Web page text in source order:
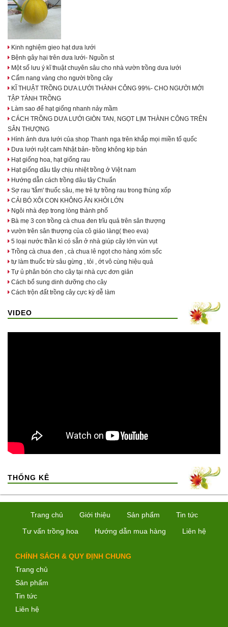
Kinh nghiệm gieo hạt dưa lưới
Bệnh gây hại trên dưa lưới- Nguồn st
Một số lưu ý kĩ thuật chuyên sâu cho nhà vườn trồng dưa lưới
Cẩm nang vàng cho người trồng cây
KĨ THUẬT TRỒNG DƯA LƯỚI THÀNH CÔNG 99%- CHO NGƯỜI MỚI
TẬP TÀNH TRỒNG
Làm sao để hạt giống nhanh nảy mầm
CÁCH TRỒNG DƯA LƯỚI GIÒN TAN, NGỌT LỊM THÀNH CÔNG TRÊN
SÂN THƯỢNG
Hình ảnh dưa lưới của shop Thanh nga trên khắp mọi miền tổ quốc
Dưa lưới ruột cam Nhật bản- trồng không kịp bán
Hạt giống hoa, hạt giống rau
Hạt giống dâu tây chịu nhiệt trồng ở Việt nam
Hướng dẫn cách trồng dâu tây Chuẩn
Sợ rau 'tắm' thuốc sâu, mẹ trẻ tự trồng rau trong thùng xốp
CẢI BÓ XÔI CON KHÔNG ĂN KHỎI LỚN
Ngôi nhà đẹp trong lòng thành phố
Bà mẹ 3 con trồng cà chua đen trĩu quả trên sân thượng
vườn trên sân thượng của cô giáo làng( theo eva)
5 loại nước thần kì có sẵn ở nhà giúp cây lớn vùn vụt
Trồng cà chua đen , cà chua lê ngọt cho hàng xóm sốc
tự làm thuốc trừ sâu gừng , tỏi , ớt vô cùng hiệu quả
Tự ủ phân bón cho cây tại nhà cực đơn giản
Cách bổ sung dinh dưỡng cho cây
Cách trộn đất trồng cây cực kỳ dễ làm
VIDEO
THỐNG KÊ
Trang chủ Giới thiệu Sản phẩm
Tin tức
Tư vấn trồng hoa
Hướng dẫn mua hàng Liên hệ
CHÍNH SÁCH & QUY ĐỊNH CHUNG
Trang chủ
Sản phẩm
Tin tức
Liên hệ